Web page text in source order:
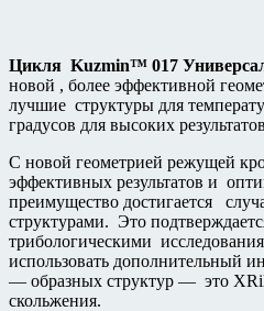
Цикля Kuzmin™ 017
новой , более эффективной
лучшие структуры для
градусов для высоких
С новой геометрией режущей
эффективных результатов и
преимущество достигается
структурами. Это
трибологическими
использовать дополнительный
— образных структур — это
скольжения.